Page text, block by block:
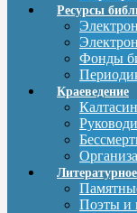
Ресурсы
Фонды
Краеведение
Поэты и